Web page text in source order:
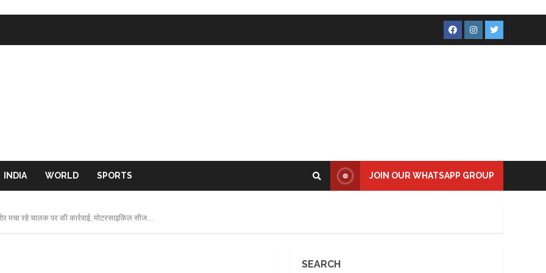
Facebook
Instagram
Twitter
INDIA WORLD SPORTS JOIN OUR WHATSAPP GROUP
रहे चालक पर की कार्रवाई, मोटरसाइकिल सीज…..
SEARCH